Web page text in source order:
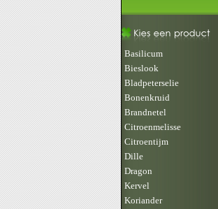
Basilicum
Bieslook
Bladpeterselie
Bonenkruid
Brandnetel
Citroenmelisse
Citroentijm
Dille
Dragon
Kervel
Koriander